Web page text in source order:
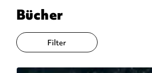
Bücher
Filter